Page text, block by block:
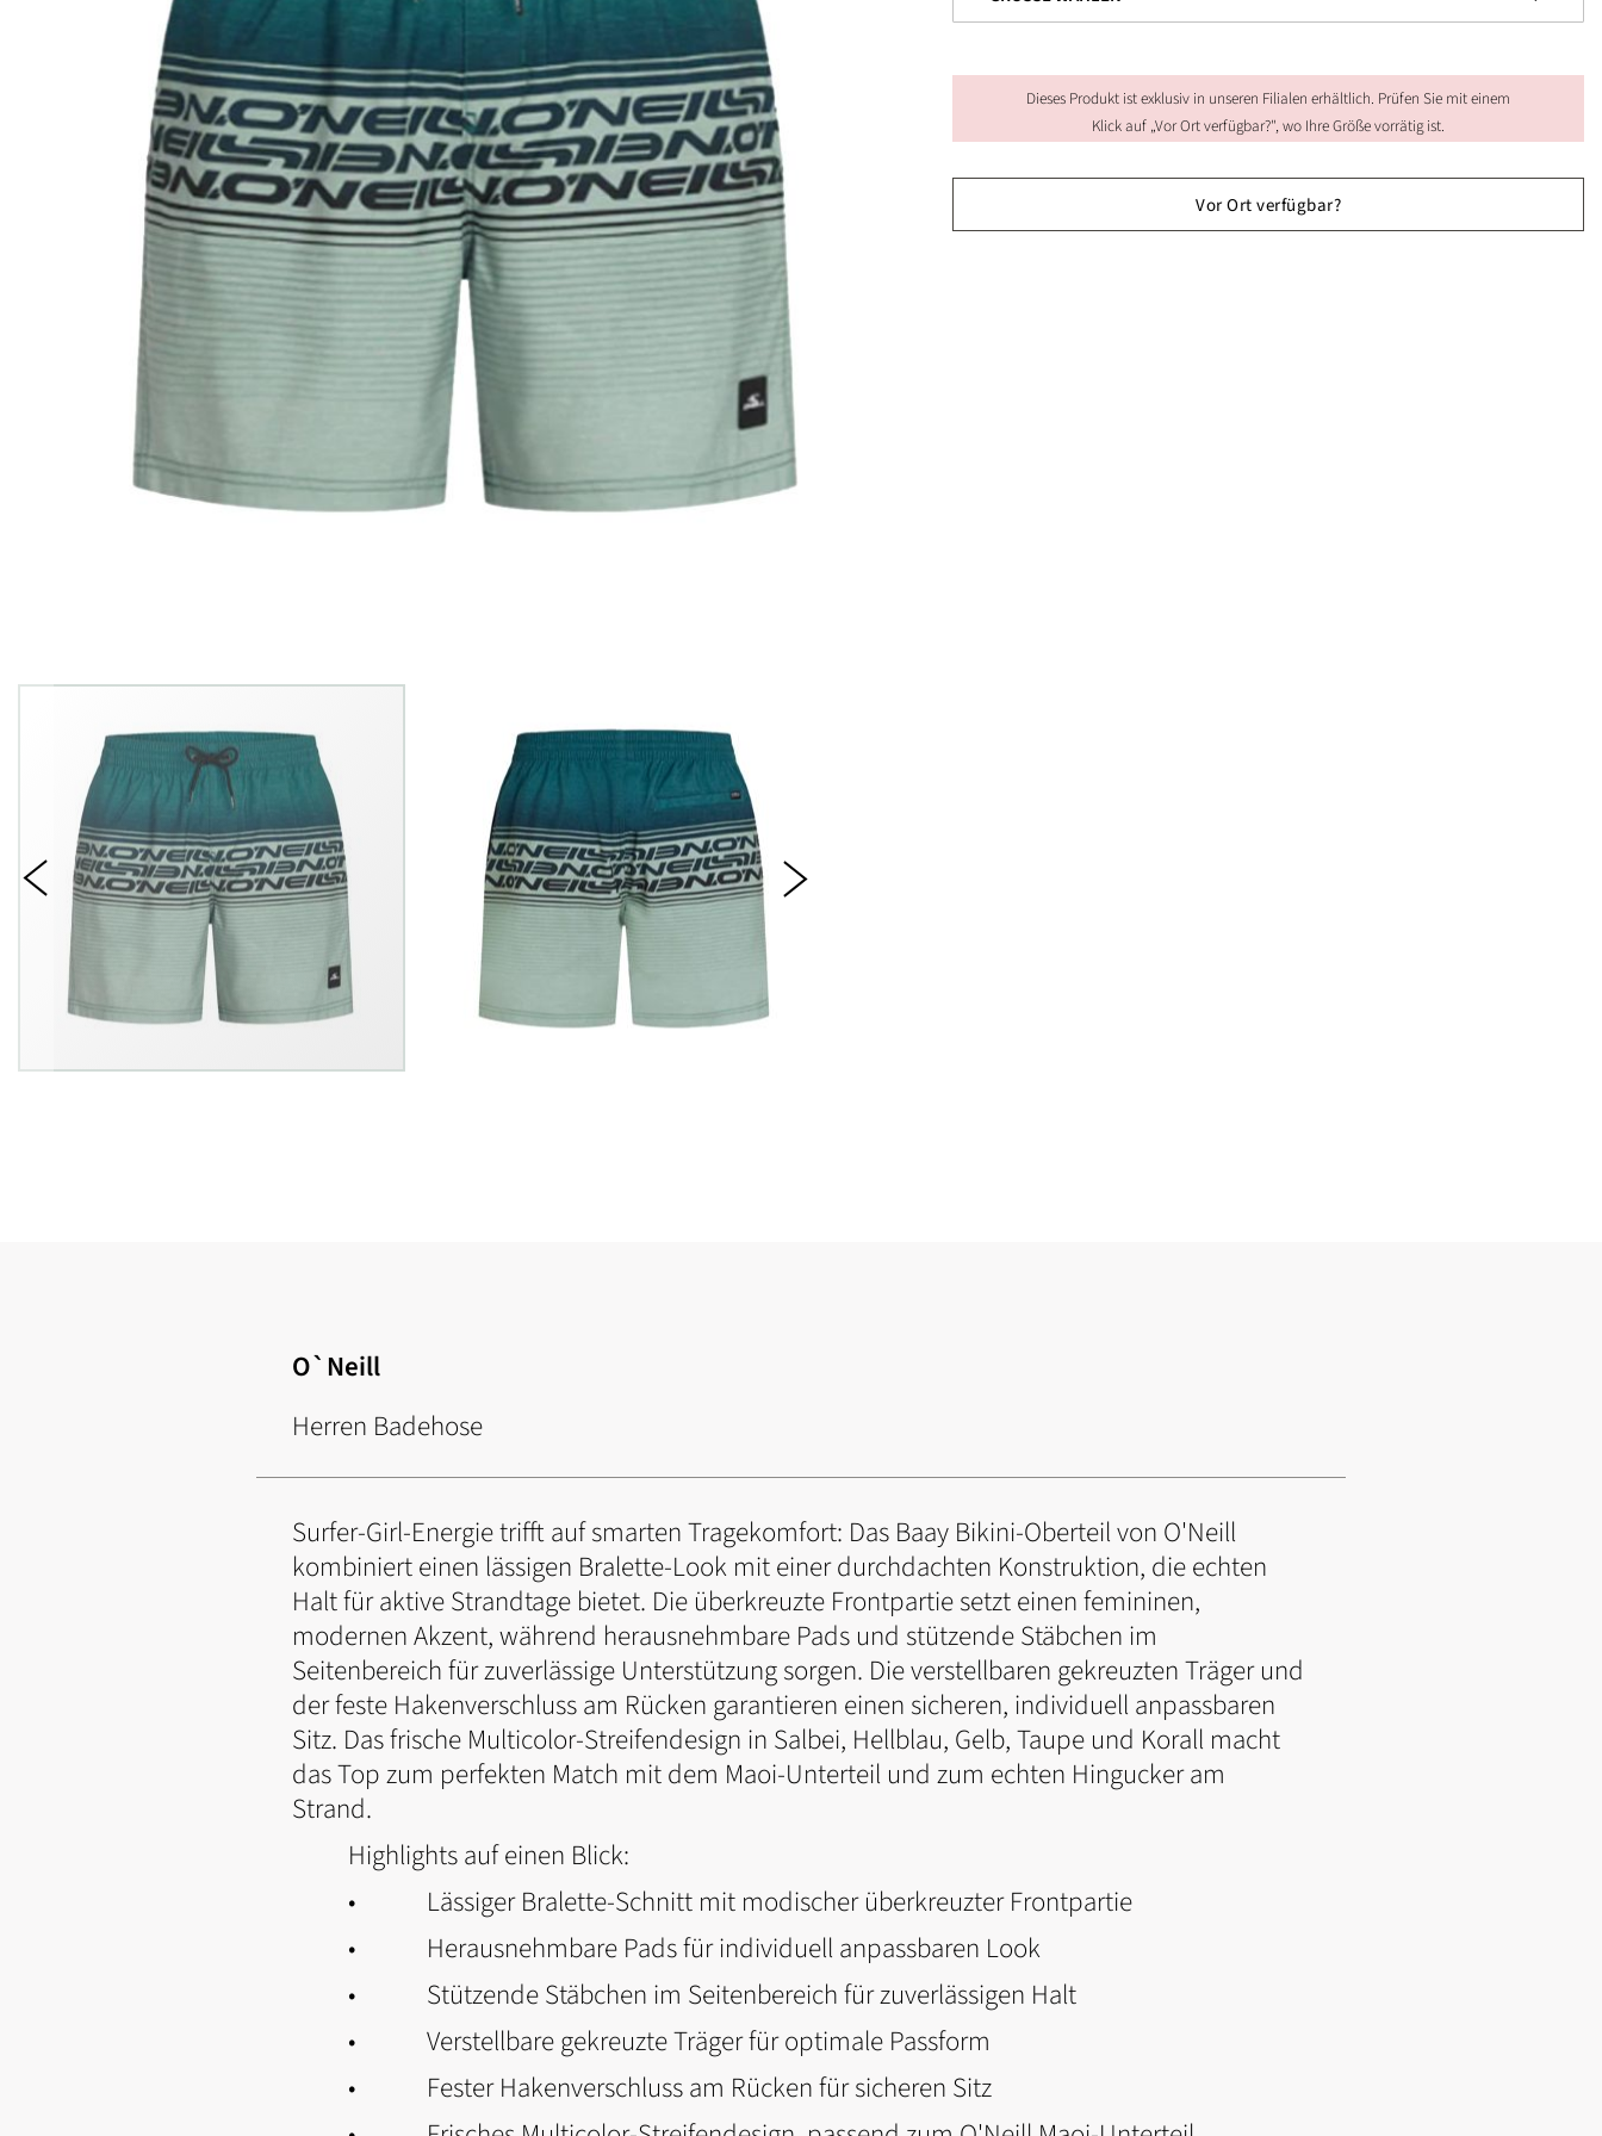
Dieses Produkt ist exklusiv in unseren Filialen erhältlich. Prüfen Sie mit einem
Klick auf „Vor Ort verfügbar?", wo Ihre Größe vorrätig ist.
Vor Ort verfügbar?
O`Neill
Herren Badehose
Surfer-Girl-Energie trifft auf smarten Tragekomfort: Das Baay Bikini-Oberteil von O'Neill
kombiniert einen lässigen Bralette-Look mit einer durchdachten Konstruktion, die echten
Halt für aktive Strandtage bietet. Die überkreuzte Frontpartie setzt einen femininen,
modernen Akzent, während herausnehmbare Pads und stützende Stäbchen im
Seitenbereich für zuverlässige Unterstützung sorgen. Die verstellbaren gekreuzten Träger und
der feste Hakenverschluss am Rücken garantieren einen sicheren, individuell anpassbaren
Sitz. Das frische Multicolor-Streifendesign in Salbei, Hellblau, Gelb, Taupe und Korall macht
das Top zum perfekten Match mit dem Maoi-Unterteil und zum echten Hingucker am
Strand.
Highlights auf einen Blick:
• Lässiger Bralette-Schnitt mit modischer überkreuzter Frontpartie
• Herausnehmbare Pads für individuell anpassbaren Look
• Stützende Stäbchen im Seitenbereich für zuverlässigen Halt
• Verstellbare gekreuzte Träger für optimale Passform
• Fester Hakenverschluss am Rücken für sicheren Sitz